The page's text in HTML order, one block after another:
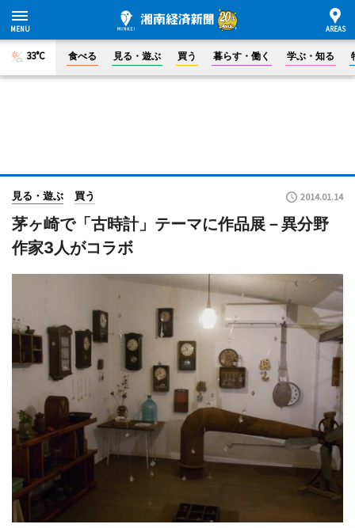
33°C 食べる 見る・遊ぶ 買う 暮らす・働く 学ぶ・知る
見る・遊ぶ 買う 2014.01.14
茅ヶ崎で「古時計」テーマに作品展－異分野
作家3人がコラボ